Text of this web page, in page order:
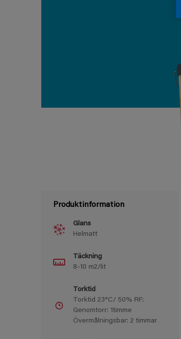
Produktinformation
Glans
Helmatt
Täckning
8-10 m2/lit
Torktid
Torktid 23°C/ 50% RF:
Genomtorr: 1timme
Övermålningsbar: 2 timmar